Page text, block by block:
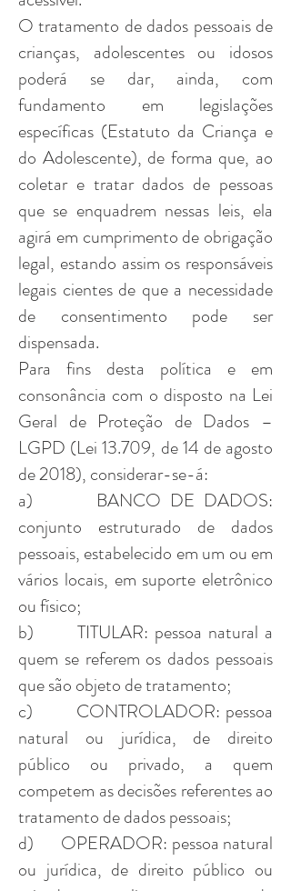
O tratamento de dados pessoais de
crianças, adolescentes ou idosos
poderá se dar, ainda, com
fundamento em legislações
específicas (Estatuto da Criança e
do Adolescente), de forma que, ao
coletar e tratar dados de pessoas
que se enquadrem nessas leis, ela
agirá em cumprimento de obrigação
legal, estando assim os responsáveis
legais cientes de que a necessidade
de consentimento pode ser
dispensada.
Para fins desta política e em
consonância com o disposto na Lei
Geral de Proteção de Dados –
LGPD (Lei 13.709, de 14 de agosto
de 2018), considerar-se-á:
a) BANCO DE DADOS:
conjunto estruturado de dados
pessoais, estabelecido em um ou em
vários locais, em suporte eletrônico
ou físico;
b) TITULAR: pessoa natural a
quem se referem os dados pessoais
que são objeto de tratamento;
c) CONTROLADOR: pessoa
natural ou jurídica, de direito
público ou privado, a quem
competem as decisões referentes ao
tratamento de dados pessoais;
d) OPERADOR: pessoa natural
ou jurídica, de direito público ou